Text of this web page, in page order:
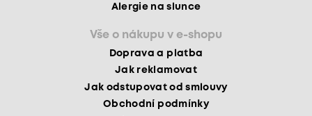
Alergie na slunce
Vše o nákupu v e-shopu
Doprava a platba
Jak reklamovat
Jak odstupovat od smlouvy
Obchodní podmínky